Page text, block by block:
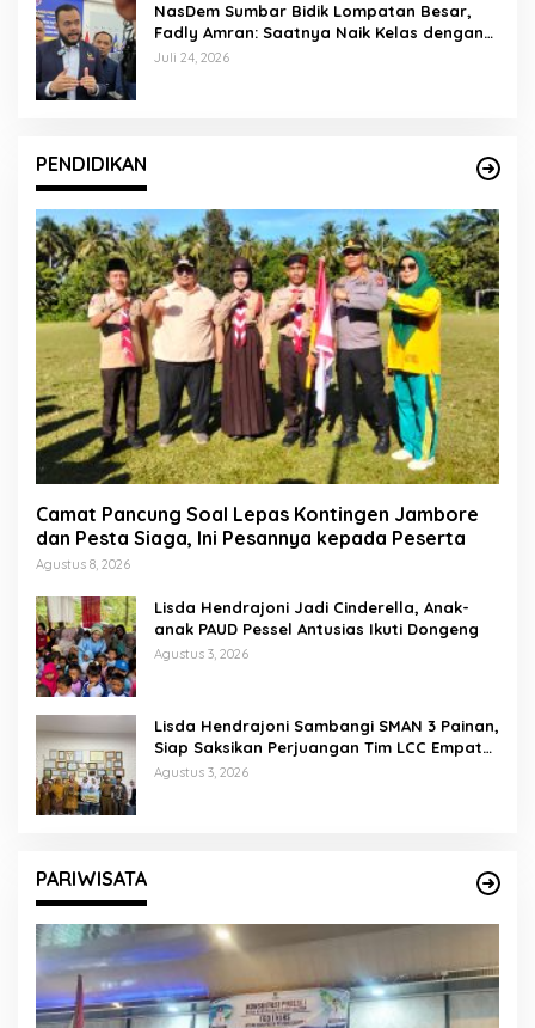
NasDem Sumbar Bidik Lompatan Besar,
Fadly Amran: Saatnya Naik Kelas dengan
Kader Berkualitas
Juli 24, 2026
PENDIDIKAN
Camat Pancung Soal Lepas Kontingen Jambore
dan Pesta Siaga, Ini Pesannya kepada Peserta
Agustus 8, 2026
Lisda Hendrajoni Jadi Cinderella, Anak-
anak PAUD Pessel Antusias Ikuti Dongeng
Agustus 3, 2026
Lisda Hendrajoni Sambangi SMAN 3 Painan,
Siap Saksikan Perjuangan Tim LCC Empat
Pilar di Jakarta
Agustus 3, 2026
PARIWISATA